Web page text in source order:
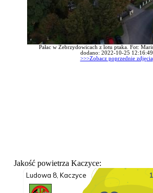
Pałac w Zebrzydowicach z lotu ptaka. Fot:
dodano: 2022-10-25 12:16:49
>>>Zobacz poprzednie zdjęcia
Jakość powietrza Kaczyce: